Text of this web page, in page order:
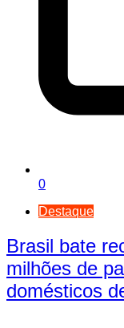
0
Destaque
Brasil bate
milhões de
domésticos